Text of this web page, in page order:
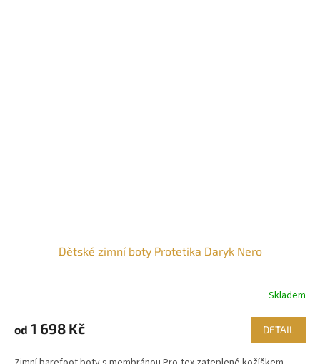
Dětské zimní boty Protetika Daryk Nero
Skladem
od 1 698 Kč DETAIL